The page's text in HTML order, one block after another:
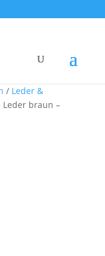
/ Leder &
braun –